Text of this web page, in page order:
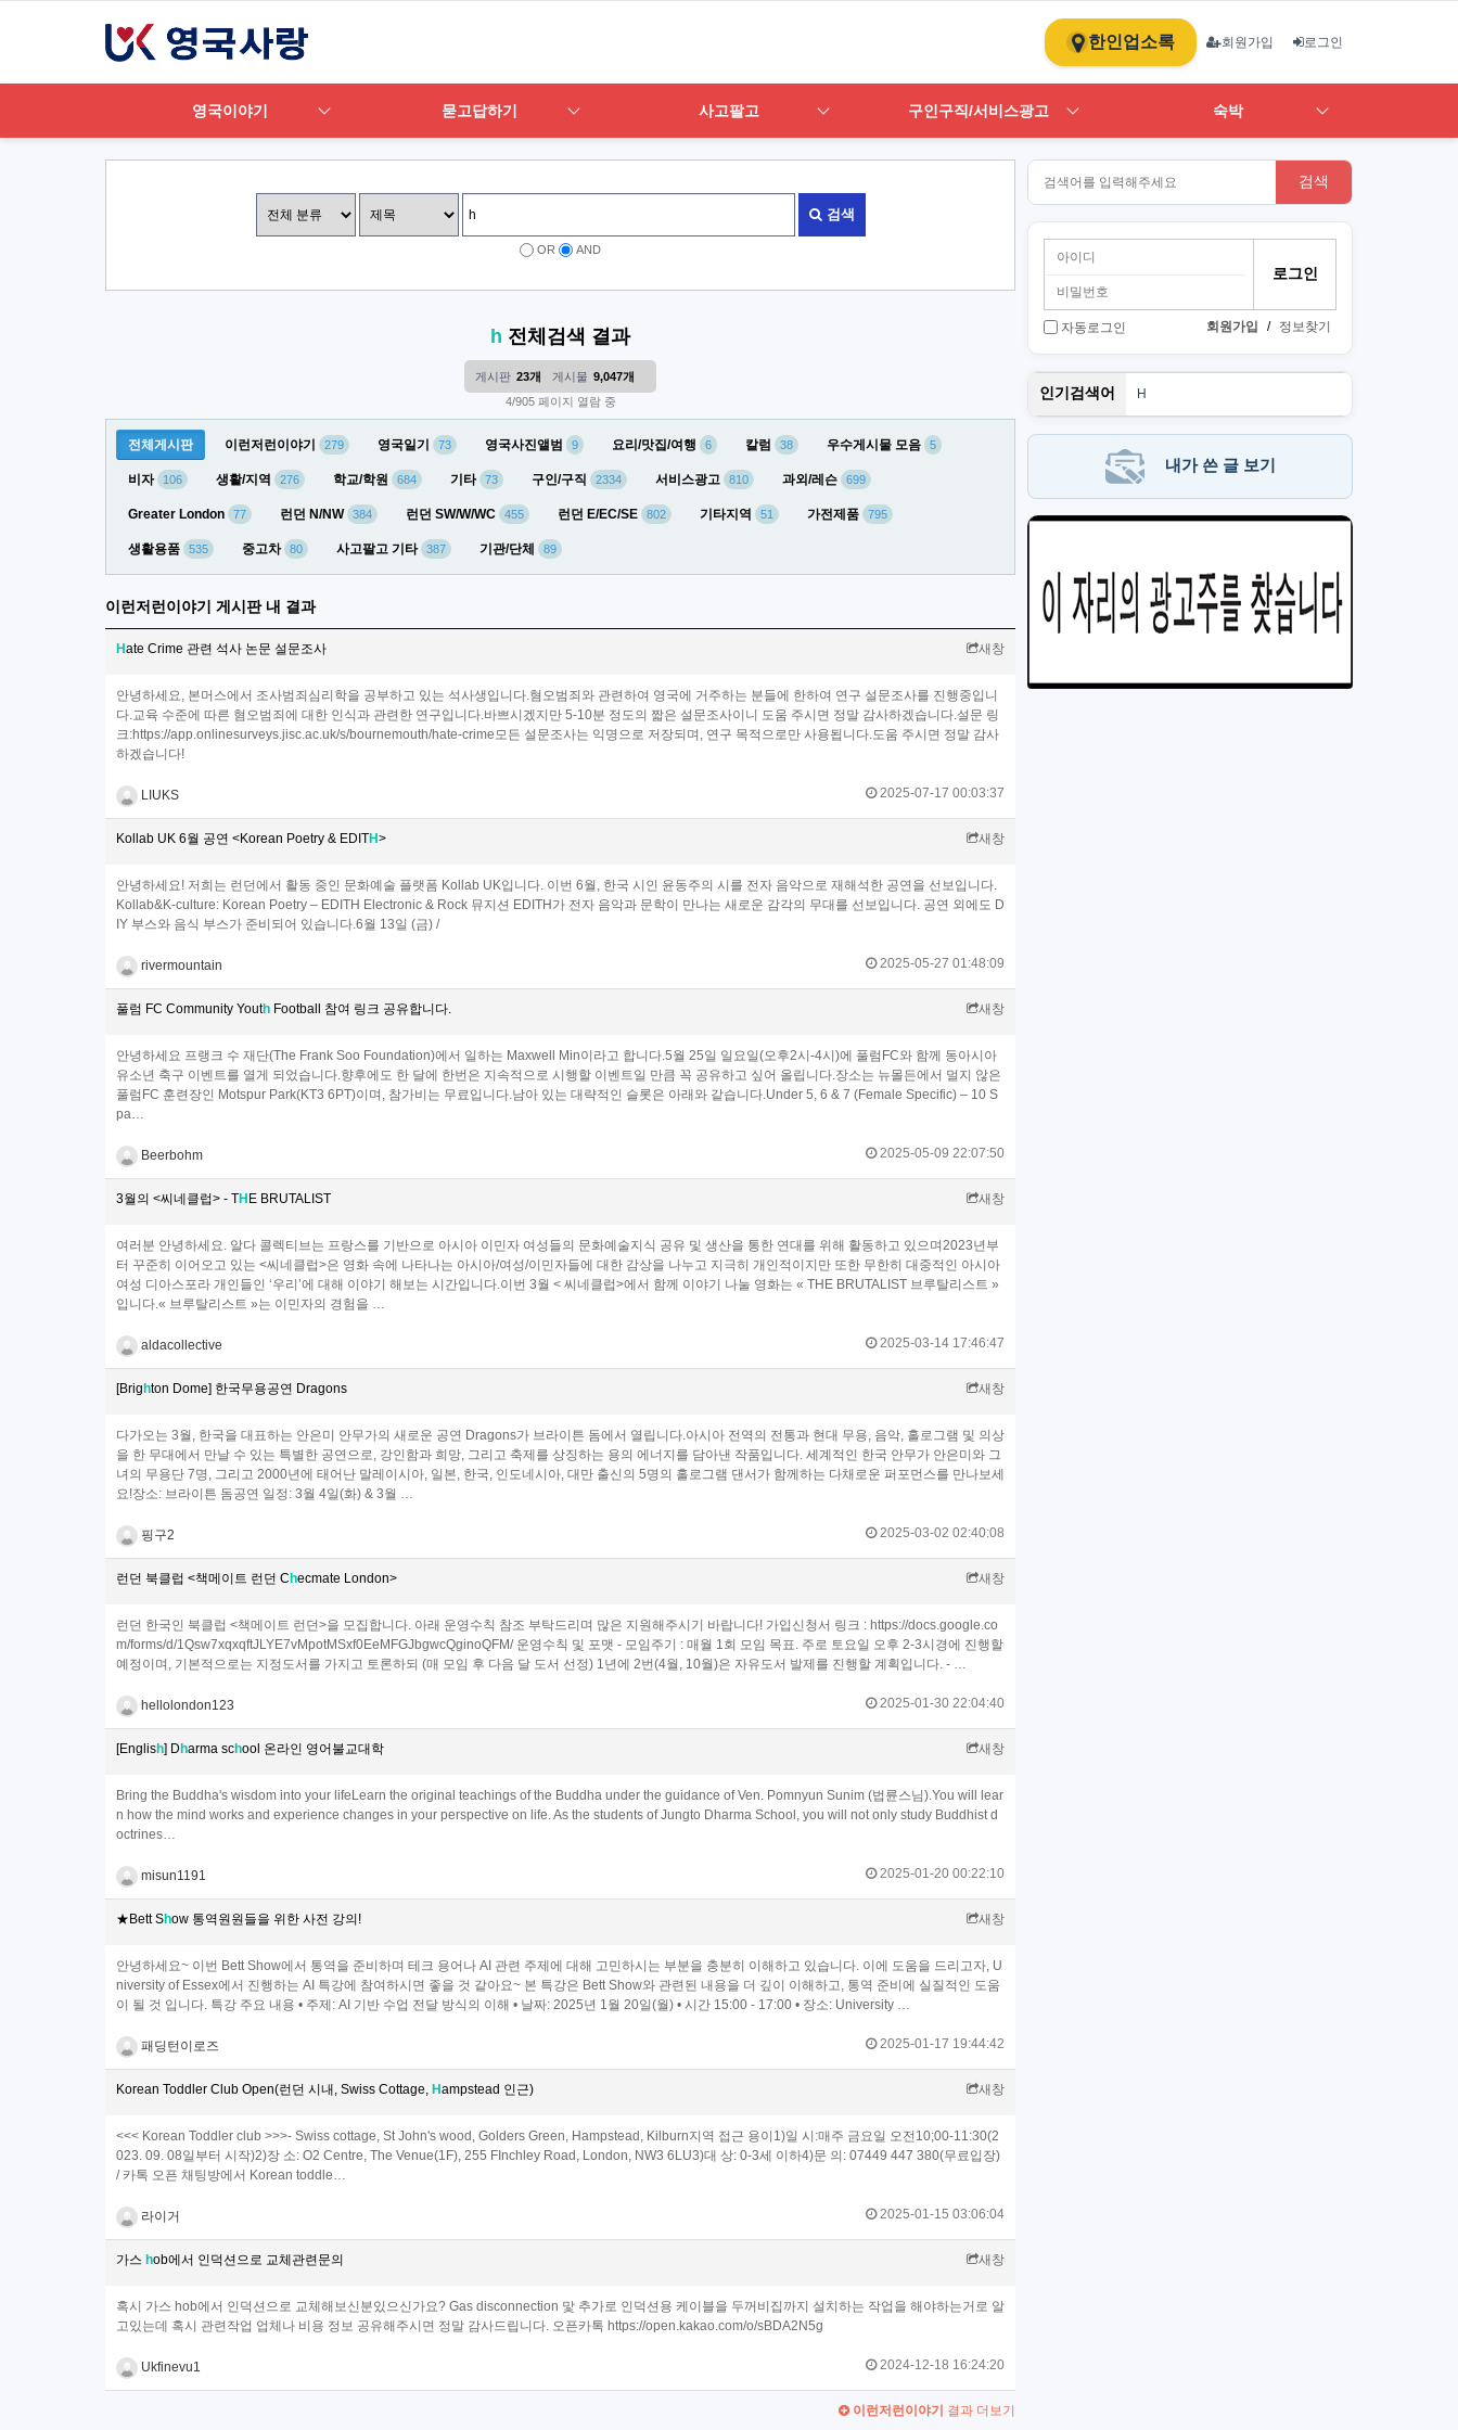
한인업소록 회원가입 로그인
영국이야기 묻고답하기 사고팔고 구인구직/서비스광고 숙박
검색
OR AND
h 전체검색 결과
게시판 23개 게시물 9,047개
4/905 페이지 열람 중
전체게시판 이런저런이야기 279 영국일기 73 영국사진앨범 9 요리/맛집/여행 6 칼럼 38 우수게시물 모음 5
비자 106 생활/지역 276 학교/학원 684 기타 73 구인/구직 2334 서비스광고 810 과외/레슨 699
Greater London 77 런던 N/NW 384 런던 SW/W/WC 455 런던 E/EC/SE 802 기타지역 51 가전제품 795
생활용품 535 중고차 80 사고팔고 기타 387 기관/단체 89
이런저런이야기 게시판 내 결과
Hate Crime 관련 석사 논문 설문조사 새창
안녕하세요, 본머스에서 조사범죄심리학을 공부하고 있는 석사생입니다.혐오범죄와 관련하여 영국에 거주하는 분들에 한하여 연구 설문조사를 진행중입니
다.교육 수준에 따른 혐오범죄에 대한 인식과 관련한 연구입니다.바쁘시겠지만 5-10분 정도의 짧은 설문조사이니 도움 주시면 정말 감사하겠습니다.설문 링
크:https://app.onlinesurveys.jisc.ac.uk/s/bournemouth/hate-crime모든 설문조사는 익명으로 저장되며, 연구 목적으로만 사용됩니다.도움 주시면 정말 감사
하겠습니다!
LIUKS 2025-07-17 00:03:37
Kollab UK 6월 공연 <Korean Poetry & EDITH> 새창
안녕하세요! 저희는 런던에서 활동 중인 문화예술 플랫폼 Kollab UK입니다. 이번 6월, 한국 시인 윤동주의 시를 전자 음악으로 재해석한 공연을 선보입니다.
Kollab&K-culture: Korean Poetry – EDITH Electronic & Rock 뮤지션 EDITH가 전자 음악과 문학이 만나는 새로운 감각의 무대를 선보입니다. 공연 외에도 D
IY 부스와 음식 부스가 준비되어 있습니다.6월 13일 (금) /
rivermountain 2025-05-27 01:48:09
풀럼 FC Community Youth Football 참여 링크 공유합니다. 새창
안녕하세요 프랭크 수 재단(The Frank Soo Foundation)에서 일하는 Maxwell Min이라고 합니다.5월 25일 일요일(오후2시-4시)에 풀럼FC와 함께 동아시아
유소년 축구 이벤트를 열게 되었습니다.향후에도 한 달에 한번은 지속적으로 시행할 이벤트일 만큼 꼭 공유하고 싶어 올립니다.장소는 뉴몰든에서 멀지 않은
풀럼FC 훈련장인 Motspur Park(KT3 6PT)이며, 참가비는 무료입니다.남아 있는 대략적인 슬롯은 아래와 같습니다.Under 5, 6 & 7 (Female Specific) – 10 S
pa…
Beerbohm 2025-05-09 22:07:50
3월의 <씨네클럽> - THE BRUTALIST 새창
여러분 안녕하세요. ​알다 콜렉티브는 프랑스를 기반으로 아시아 이민자 여성들의 문화예술지식 공유 및 생산을 통한 연대를 위해 활동하고 있으며2023년부
터 꾸준히 이어오고 있는 <씨네클럽>은 영화 속에 나타나는 아시아/여성/이민자들에 대한 감상을 나누고 지극히 개인적이지만 또한 무한히 대중적인 아시아
여성 디아스포라 개인들인 ‘우리’에 대해 이야기 해보는 시간입니다.​이번 3월 < 씨네클럽>에서 함께 이야기 나눌 영화는 « THE BRUTALIST 브루탈리스트 »
입니다.​« 브루탈리스트 »는 이민자의 경험을 …
aldacollective 2025-03-14 17:46:47
[Brighton Dome] 한국무용공연 Dragons 새창
다가오는 3월, 한국을 대표하는 안은미 안무가의 새로운 공연 Dragons가 브라이튼 돔에서 열립니다.아시아 전역의 전통과 현대 무용, 음악, 홀로그램 및 의상
을 한 무대에서 만날 수 있는 특별한 공연으로, 강인함과 희망, 그리고 축제를 상징하는 용의 에너지를 담아낸 작품입니다. 세계적인 한국 안무가 안은미와 그
녀의 무용단 7명, 그리고 2000년에 태어난 말레이시아, 일본, 한국, 인도네시아, 대만 출신의 5명의 홀로그램 댄서가 함께하는 다채로운 퍼포먼스를 만나보세
요!장소: 브라이튼 돔공연 일정: 3월 4일(화) & 3월 …
핑구2 2025-03-02 02:40:08
런던 북클럽 <책메이트 런던 Checmate London> 새창
런던 한국인 북클럽 <책메이트 런던>을 모집합니다. 아래 운영수칙 참조 부탁드리며 많은 지원해주시기 바랍니다! 가입신청서 링크 : https://docs.google.co
m/forms/d/1Qsw7xqxqftJLYE7vMpotMSxf0EeMFGJbgwcQginoQFM/ 운영수칙 및 포맷 - 모임주기 : 매월 1회 모임 목표. 주로 토요일 오후 2-3시경에 진행할
예정이며, 기본적으로는 지정도서를 가지고 토론하되 (매 모임 후 다음 달 도서 선정) 1년에 2번(4월, 10월)은 자유도서 발제를 진행할 계획입니다. - …
hellolondon123 2025-01-30 22:04:40
[English] Dharma school 온라인 영어불교대학 새창
Bring the Buddha's wisdom into your lifeLearn the original teachings of the Buddha under the guidance of Ven. Pomnyun Sunim (법륜스님).You will lear
n how the mind works and experience changes in your perspective on life. As the students of Jungto Dharma School, you will not only study Buddhist d
octrines…
misun1191 2025-01-20 00:22:10
★Bett Show 통역원원들을 위한 사전 강의! 새창
안녕하세요~ 이번 Bett Show에서 통역을 준비하며 테크 용어나 AI 관련 주제에 대해 고민하시는 부분을 충분히 이해하고 있습니다. 이에 도움을 드리고자, U
niversity of Essex에서 진행하는 AI 특강에 참여하시면 좋을 것 같아요~ 본 특강은 Bett Show와 관련된 내용을 더 깊이 이해하고, 통역 준비에 실질적인 도움
이 될 것 입니다. 특강 주요 내용 • 주제: AI 기반 수업 전달 방식의 이해 • 날짜: 2025년 1월 20일(월) • 시간 15:00 - 17:00 • 장소: University …
패딩턴이로즈 2025-01-17 19:44:42
Korean Toddler Club Open(런던 시내, Swiss Cottage, Hampstead 인근) 새창
<<< Korean Toddler club >>>- Swiss cottage, St John's wood, Golders Green, Hampstead, Kilburn지역 접근 용이1)일 시:매주 금요일 오전10;00-11:30(2
023. 09. 08일부터 시작)2)장 소: O2 Centre, The Venue(1F), 255 FInchley Road, London, NW3 6LU3)대 상: 0-3세 이하4)문 의: 07449 447 380(무료입장)
/ 카톡 오픈 채팅방에서 Korean toddle…
라이거 2025-01-15 03:06:04
가스 hob에서 인덕션으로 교체관련문의 새창
혹시 가스 hob에서 인덕션으로 교체해보신분있으신가요? Gas disconnection 맟 추가로 인덕션용 케이블을 두꺼비집까지 설치하는 작업을 해야하는거로 알
고있는데 혹시 관련작업 업체나 비용 정보 공유해주시면 정말 감사드립니다. 오픈카톡 https://open.kakao.com/o/sBDA2N5g
Ukfinevu1 2024-12-18 16:24:20
이런저런이야기 결과 더보기
검색
자동로그인 회원가입 / 정보찾기
인기검색어
PT
H
스
뉴몰
art
내가 쓴 글 보기